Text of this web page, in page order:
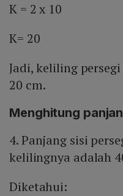
K = 2 x 10
K= 20
Jadi, keliling
20 cm.
Menghitung
4. Panjang sisi
kelilingnya adalah
Diketahui: